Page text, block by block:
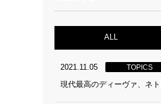
ALL
2021.11.05 TOPICS
現代最高のディーヴァ、ネ